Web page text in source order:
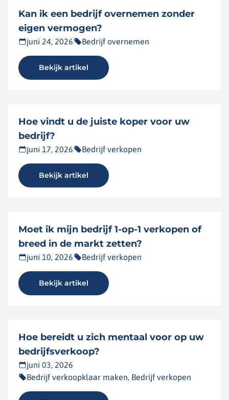
Kan ik een bedrijf overnemen zonder
eigen vermogen?
juni 24, 2026 Bedrijf overnemen
Bekijk artikel
Hoe vindt u de juiste koper voor uw
bedrijf?
juni 17, 2026 Bedrijf verkopen
Bekijk artikel
Moet ik mijn bedrijf 1-op-1 verkopen of
breed in de markt zetten?
juni 10, 2026 Bedrijf verkopen
Bekijk artikel
Hoe bereidt u zich mentaal voor op uw
bedrijfsverkoop?
juni 03, 2026
Bedrijf verkoopklaar maken, Bedrijf verkopen